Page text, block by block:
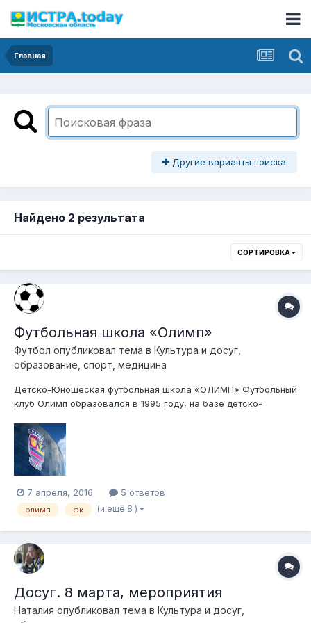
Главная
Другие варианты поиска
Найдено 2 результата
СОРТИРОВКА
Футбольная школа «Олимп»
Футбол опубликовал тема в Культура и досуг,
образование, спорт, медицина
Детско-Юношеская футбольная школа «ОЛИМП» Футбольный
клуб Олимп образовался в 1995 году, на базе детско-
Слободы, в Истринском районе Подмосковья. С течением
времени, некоторое время Олимп переживал не лучшие
времена и как...
7 апреля, 2016 5 ответов
олимп фк (и ещё 8 )
Досуг. 8 марта, мероприятия
Наталия опубликовал тема в Культура и досуг,